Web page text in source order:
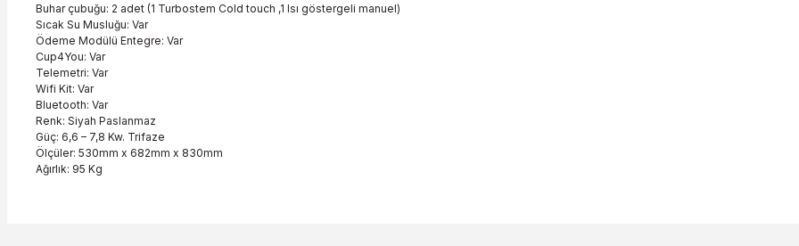
Buhar çubuğu: 2 adet (1 Turbostem Cold touch ,1 Isı göstergeli manuel)
Sıcak Su Musluğu: Var
Ödeme Modülü Entegre: Var
Cup4You: Var
Telemetri: Var
Wifi Kit: Var
Bluetooth: Var
Renk: Siyah Paslanmaz
Güç: 6,6 – 7,8 Kw. Trifaze
Ölçüler: 530mm x 682mm x 830mm
Ağırlık: 95 Kg